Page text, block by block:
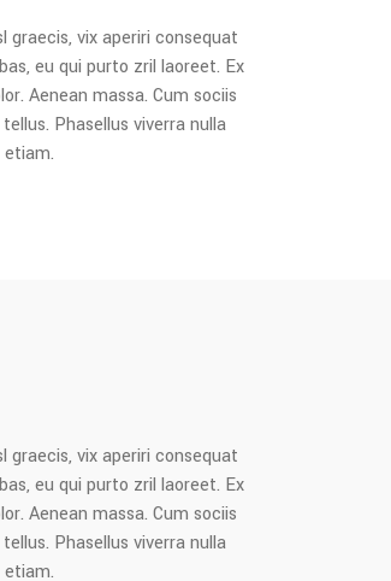
graecis, vix aperiri consequat
eu qui purto zril laoreet. Ex
Aenean massa. Cum sociis
Phasellus viverra nulla
graecis, vix aperiri consequat
eu qui purto zril laoreet. Ex
Aenean massa. Cum sociis
Phasellus viverra nulla